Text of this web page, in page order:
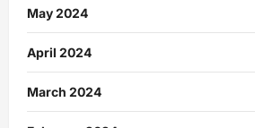
May 2024
April 2024
March 2024